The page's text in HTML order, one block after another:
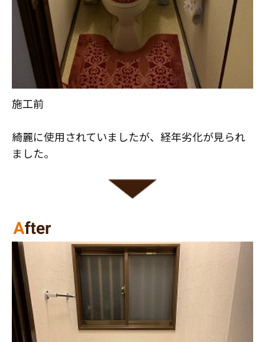
施工前
綺麗に使用されていましたが、経年劣化が見られ
ました。